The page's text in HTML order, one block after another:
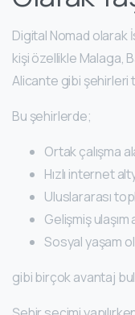
Digital Nomad olarak
kişi özellikle Malaga,
Alicante gibi
Bu şehirlerde;
Ortak çalışma
Hızlı internet
Uluslararası
Gelişmiş ulaşım
Sosyal yaşam
gibi birçok avantaj